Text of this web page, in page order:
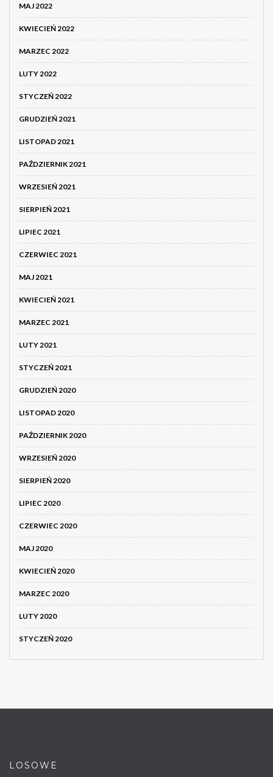
MAJ 2022
KWIECIEŃ 2022
MARZEC 2022
LUTY 2022
STYCZEŃ 2022
GRUDZIEŃ 2021
LISTOPAD 2021
PAŹDZIERNIK 2021
WRZESIEŃ 2021
SIERPIEŃ 2021
LIPIEC 2021
CZERWIEC 2021
MAJ 2021
KWIECIEŃ 2021
MARZEC 2021
LUTY 2021
STYCZEŃ 2021
GRUDZIEŃ 2020
LISTOPAD 2020
PAŹDZIERNIK 2020
WRZESIEŃ 2020
SIERPIEŃ 2020
LIPIEC 2020
CZERWIEC 2020
MAJ 2020
KWIECIEŃ 2020
MARZEC 2020
LUTY 2020
STYCZEŃ 2020
LOSOWE